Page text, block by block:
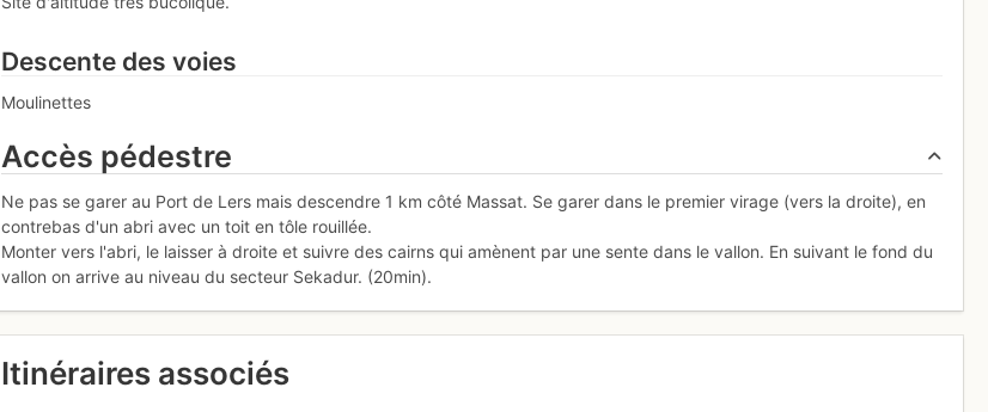
Descente des voies
Moulinettes
Accès pédestre
Ne pas se garer au Port de Lers mais descendre 1 km côté Massat. Se garer dans le premier virage (vers la droite), en
contrebas d'un abri avec un toit en tôle rouillée.
Monter vers l'abri, le laisser à droite et suivre des cairns qui amènent par une sente dans le vallon. En suivant le fond du
vallon on arrive au niveau du secteur Sekadur. (20min).
Itinéraires associés